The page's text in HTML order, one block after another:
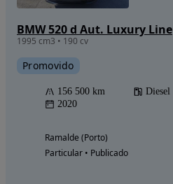
BMW 520 d Aut. Luxury Line
1995 cm3 • 190 cv
Promovido
156 500 km Diesel
2020
Ramalde (Porto)
Particular • Publicado